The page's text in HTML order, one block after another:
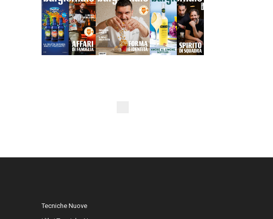
Tecniche Nuove